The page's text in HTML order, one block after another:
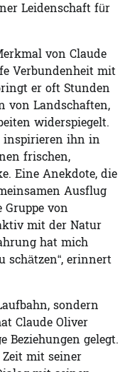
Leidenschaft für
von Claude
Verbundenheit mit
er oft Stunden
von Landschaften,
widerspiegelt.
inspirieren ihn in
frischen,
Eine Anekdote, die
Ausflug
Gruppe von
mit der Natur
hat mich
schätzen“, erinnert
sondern
Claude Oliver
Beziehungen gelegt.
mit seiner